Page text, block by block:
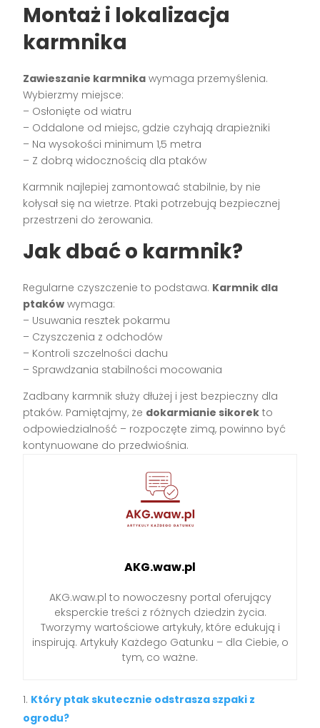
Montaż i lokalizacja
karmnika
Zawieszanie karmnika wymaga przemyślenia.
Wybierzmy miejsce:
– Osłonięte od wiatru
– Oddalone od miejsc, gdzie czyhają drapieżniki
– Na wysokości minimum 1,5 metra
– Z dobrą widocznością dla ptaków
Karmnik najlepiej zamontować stabilnie, by nie
kołysał się na wietrze. Ptaki potrzebują bezpiecznej
przestrzeni do żerowania.
Jak dbać o karmnik?
Regularne czyszczenie to podstawa. Karmnik dla
ptaków wymaga:
– Usuwania resztek pokarmu
– Czyszczenia z odchodów
– Kontroli szczelności dachu
– Sprawdzania stabilności mocowania
Zadbany karmnik służy dłużej i jest bezpieczny dla
ptaków. Pamiętajmy, że dokarmianie sikorek to
odpowiedzialność – rozpoczęte zimą, powinno być
kontynuowane do przedwiośnia.
AKG.waw.pl
AKG.waw.pl to nowoczesny portal oferujący
eksperckie treści z różnych dziedzin życia.
Tworzymy wartościowe artykuły, które edukują i
inspirują. Artykuły Każdego Gatunku – dla Ciebie, o
tym, co ważne.
Który ptak skutecznie odstrasza szpaki z
ogrodu?